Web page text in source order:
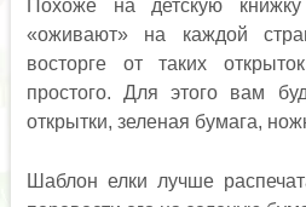
Похоже на детскую
«оживают» на каждой
восторге от таких
простого. Для этого вам
открытки, зеленая бумага,
Шаблон елки лучше